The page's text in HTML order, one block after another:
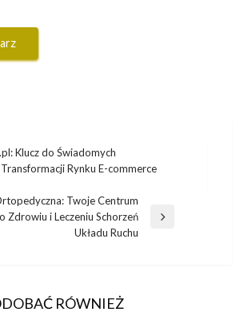
Klucz do Świadomych
Rynku E-commerce
Twoje Centrum
Zdrowiu i Leczeniu Schorzeń
Układu Ruchu
RÓWNIEŻ